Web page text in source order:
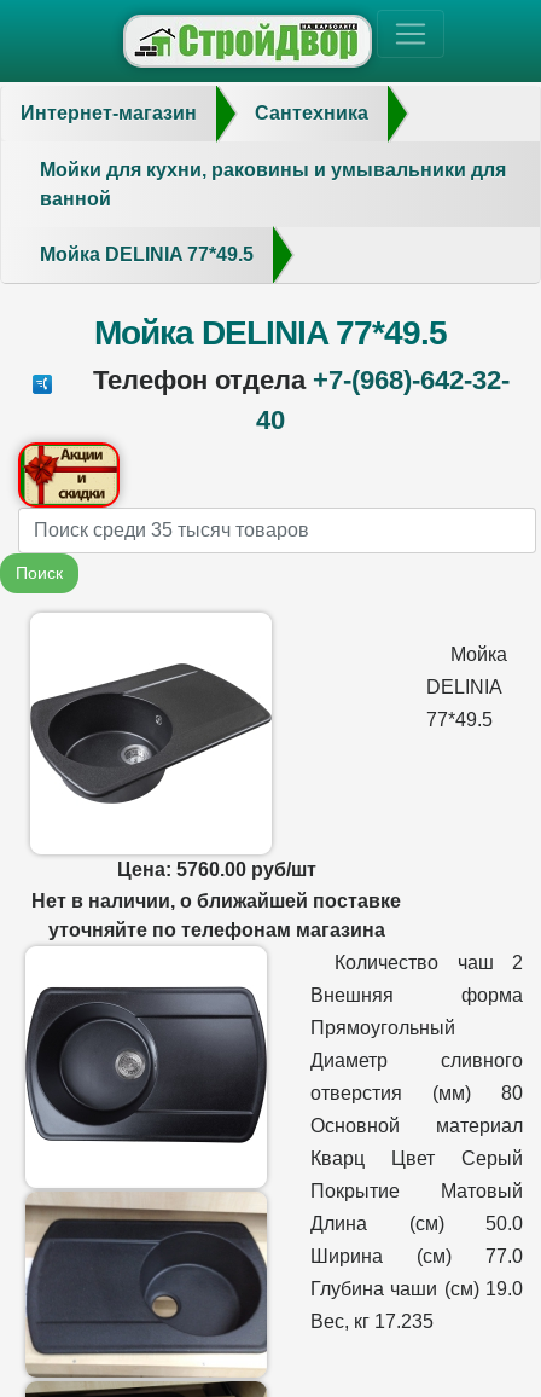
Интернет-магазин Сантехника
Мойки для кухни, раковины и умывальники для
ванной
Мойка DELINIA 77*49.5
Мойка DELINIA 77*49.5
Телефон отдела +7-(968)-642-32-
40
Name
Поиск
Цена: 5760.00 руб/шт
Нет в наличии, о ближайшей поставке
уточняйте по телефонам магазина
Мойка
DELINIA
77*49.5
Количество чаш 2
Внешняя форма
Прямоугольный
Диаметр сливного
отверстия (мм) 80
Основной материал
Кварц Цвет Серый
Покрытие Матовый
Длина (см) 50.0
Ширина (см) 77.0
Глубина чаши (см) 19.0
Вес, кг 17.235